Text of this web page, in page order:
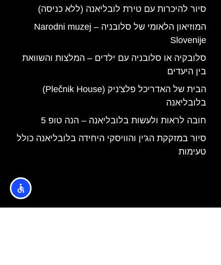
סיור להיכרות עם טירת לובליאנה (ללא כניסה)
המוזיאון הלאומי של סלובניה – Narodni muzej
Slovenije
סלובקיה או סלובניה עם ילדים – המלצות והשוואת
בין היעדים
הבית של האדריכל פלצ'ניק (Plečnik House)
בלובליאנה
חובה לראות ולעשות בלובליאנה – הנה טופ 5
סיור במזקקת הג'ין והוויסקי היחידה בלובליאנה כולל
טעימות